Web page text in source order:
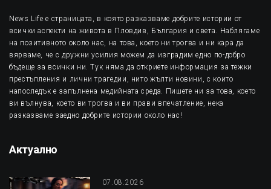
News Life е страницата, в която разказваме добрите истории от
всички аспекти на живота в Пловдив, България и света. Наблягаме
на позитивното около нас, на това, което ни трогва и ни кара да
вярваме, че с дружни усилия можем да изградим едно по-добро
бъдеще за всички ни. Тук няма да откриете информация за тежки
престъпления и лични трагедии, нито жълти новини, с които
напоследък е запълнена медийната среда. Пишете ни за това, което
ви вълнува, което ви трогва и ви прави впечатление, нека
разказваме заедно добрите истории около нас!
Актуално
07.08.2026